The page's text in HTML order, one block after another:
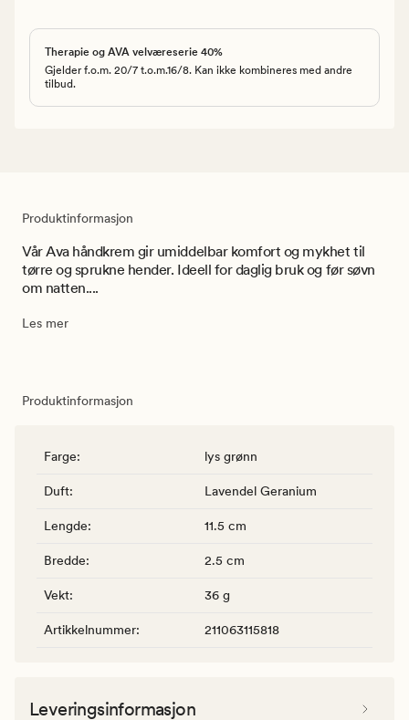
Therapie og AVA velværeserie 40%
Gjelder f.o.m. 20/7 t.o.m.16/8. Kan ikke kombineres med andre
tilbud.
Produktinformasjon
Vår Ava håndkrem gir umiddelbar komfort og mykhet til
tørre og sprukne hender. Ideell for daglig bruk og før søvn
om natten....
Les mer
Produktinformasjon
Farge: lys grønn
Duft: Lavendel Geranium
Lengde: 11.5 cm
Bredde: 2.5 cm
Vekt: 36 g
Artikkelnummer: 211063115818
Leveringsinformasjon